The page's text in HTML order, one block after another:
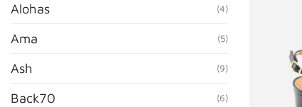
Alohas (4)
Ama (5)
Ash (9)
Back70 (6)